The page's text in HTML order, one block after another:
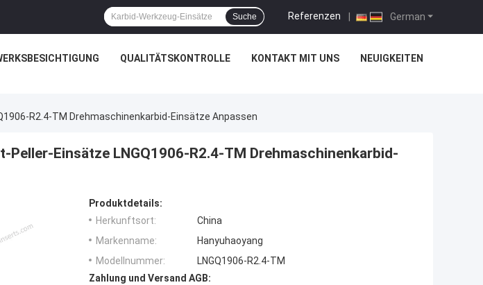
German
Referenzen |
Suche
QUALITÄTSKONTROLLE KONTAKT MIT UNS NEUIGKEITEN
R2.4-TM Drehmaschinenkarbid-Einsätze Anpassen
Peller-Einsätze LNGQ1906-R2.4-TM Drehmaschinenkarbid-
Produktdetails:
Herkunftsort:
China
Markenname:
Hanyuhaoyang
Modellnummer:
LNGQ1906-R2.4-TM
Zahlung und Versand AGB: